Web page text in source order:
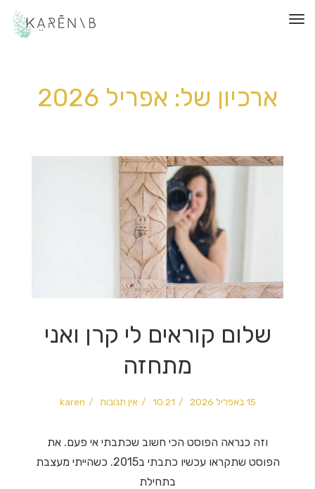
תפריט
ארכיון של: אפריל 2026
שלום קוראים לי קרן ואני
מתחזה
15 באפריל 2026 10:21 אין תגובות karen
וזה כנראה הפוסט הכי חשוב שכתבתי אי פעם. את
הפוסט שתקראו עכשיו כתבתי ב2015. כשהייתי מעצבת
בתחילת